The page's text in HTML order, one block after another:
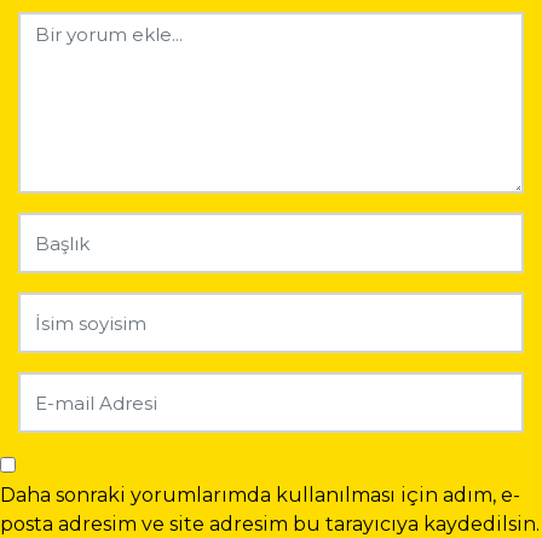
Daha sonraki yorumlarımda kullanılması için adım, e-
posta adresim ve site adresim bu tarayıcıya kaydedilsin.